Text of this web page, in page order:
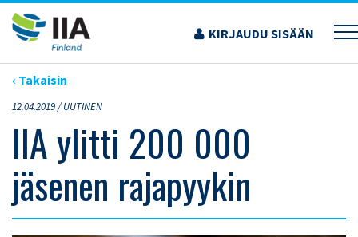
Siirry
sisältöön
KIRJAUDU SISÄÄN
›ARTIKKELIT›IIA YLITTI 200 000 JÄSENEN RAJAPYYKIN
‹ Takaisin
12.04.2019 /UUTINEN
IIA ylitti 200 000
jäsenen rajapyykin